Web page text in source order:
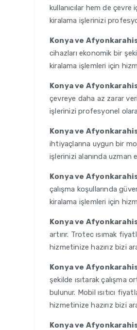
kullanıcılar hem de çevre
kiralama işlerinizi
Konya ve
cihazları ekonomik bir
kiralama işlemleri için
Konya ve
çevreye daha az zarar
işlerinizi profesyonel
Konya ve
ihtiyaçlarına uygun bir
işlerinizi alanında uzman
Konya ve
çalışma koşullarında
kiralama işlemleri için
Konya ve
artırır. Trotec ısımak
hizmetinize hazırız bizi
Konya ve
şekilde ısıtarak çalışma
bulunur. Mobil ısıtıcı
hizmetinize hazırız bizi
Konya ve